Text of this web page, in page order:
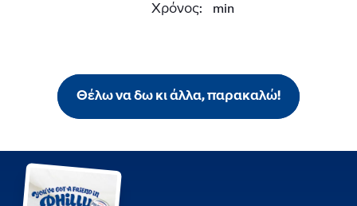
Χρόνος:
min
Θέλω να δω κι άλλα, παρακαλώ!